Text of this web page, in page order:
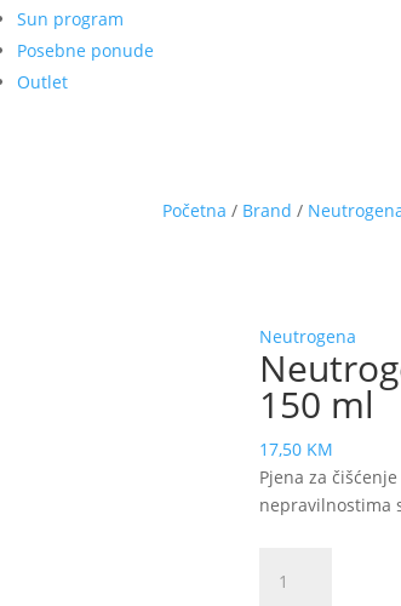
Sun program
Posebne ponude
Outlet
Početna / Brand /
Neutrogena
150 ml
17,50 KM
Pjena za
nepravilnostima
Clear&Soothe